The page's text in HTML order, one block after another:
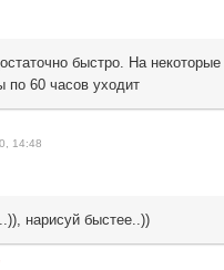
быстро. На некоторые
по 60 часов уходит
14:48
нарисуй быстее..))